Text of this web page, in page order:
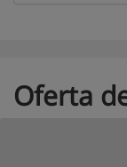
Oferta